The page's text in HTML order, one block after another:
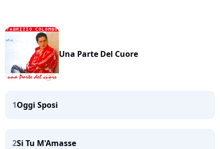
Una Parte Del Cuore
1Oggi Sposi
2Si Tu M'Amasse